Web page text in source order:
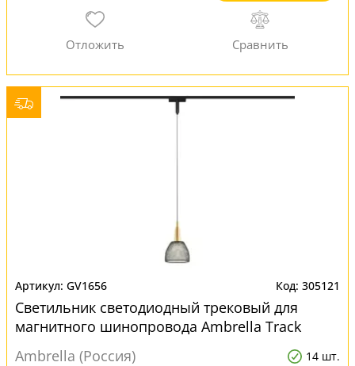
GV1656 305121
Светильник светодиодный трековый для
магнитного шинопровода Ambrella Track
System GV1656
Ambrella (Россия) 14 шт.